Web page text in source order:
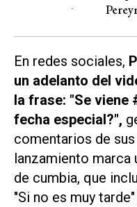
En redes sociales,
un adelanto del
la frase: "Se viene
fecha especial?",
comentarios de
lanzamiento marca
de cumbia, que
"Si no es muy